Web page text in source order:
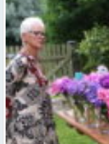
Garšaugu dārzā trīs
pilsētai svētkos”